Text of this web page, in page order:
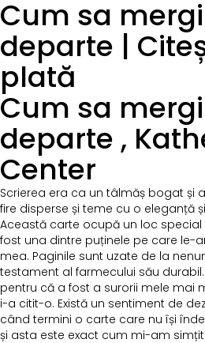
Cum sa
departe |
plată
Cum sa
departe ,
Center
Scrierea era ca un tâlmăș bogat și
fire disperse și teme cu o eleganță
Această carte ocupă un loc
fost una dintre puținele pe care le-
mea. Paginile sunt uzate de la
testament al farmecului său durabil.
pentru că a fost a surorii mele mai
i-a citit-o. Există un sentiment de
când termini o carte care nu își
și asta este exact cum mi-am